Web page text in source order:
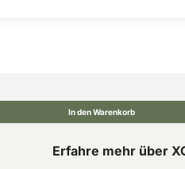
In den Warenkorb
Erfahre mehr über